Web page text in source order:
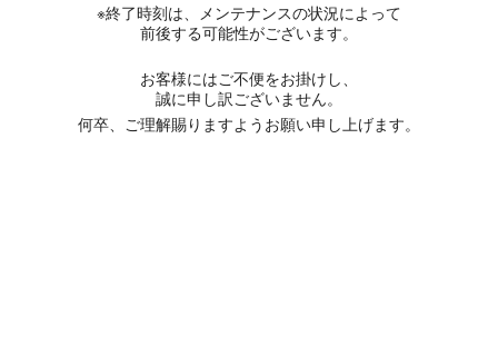
※終了時刻は、メンテナンスの状況によって
前後する可能性がございます。
お客様にはご不便をお掛けし、
誠に申し訳ございません。
何卒、ご理解賜りますようお願い申し上げます。